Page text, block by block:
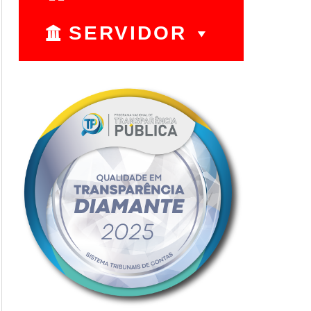
SERVIDOR